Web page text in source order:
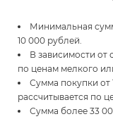
Минимальная
10 000 рублей.
В зависимости от
по ценам мелкого
Сумма покупки от
рассчитывается по
Сумма более 33